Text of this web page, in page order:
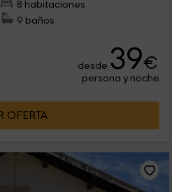
8 habitaciones
9 baños
desde 39€
persona y noche
OFERTA